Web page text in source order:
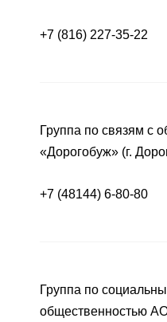
+7 (816) 227-35-22
Группа по связям с
«Дорогобуж» (г.
+7 (48144) 6-80-80
Группа по
общественностью